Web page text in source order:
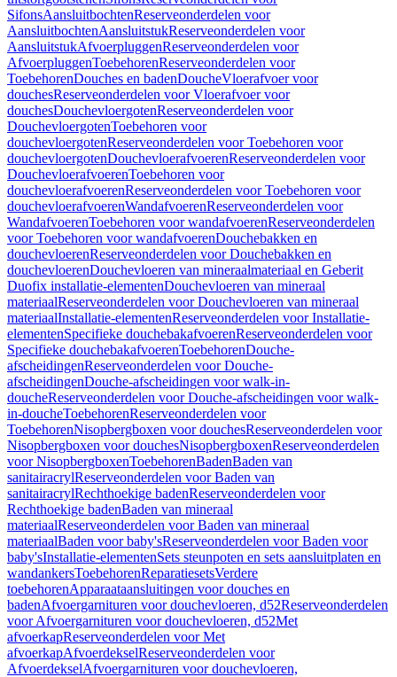
SifonsAansluitbochtenReserveonderdelen voor
AansluitbochtenAansluitstukReserveonderdelen voor
AansluitstukAfvoerpluggenReserveonderdelen voor
AfvoerpluggenToebehorenReserveonderdelen voor
ToebehorenDouches en badenDoucheVloerafvoer voor
douchesReserveonderdelen voor Vloerafvoer voor
douchesDouchevloergotenReserveonderdelen voor
DouchevloergotenToebehoren voor
douchevloergotenReserveonderdelen voor Toebehoren voor
douchevloergotenDouchevloerafvoerenReserveonderdelen voor
DouchevloerafvoerenToebehoren voor
douchevloerafvoerenReserveonderdelen voor Toebehoren voor
douchevloerafvoerenWandafvoerenReserveonderdelen voor
WandafvoerenToebehoren voor wandafvoerenReserveonderdelen
voor Toebehoren voor wandafvoerenDouchebakken en
douchevloerenReserveonderdelen voor Douchebakken en
douchevloerenDouchevloeren van mineraalmateriaal en Geberit
Duofix installatie-elementenDouchevloeren van mineraal
materiaalReserveonderdelen voor Douchevloeren van mineraal
materiaalInstallatie-elementenReserveonderdelen voor Installatie-
elementenSpecifieke douchebakafvoerenReserveonderdelen voor
Specifieke douchebakafvoerenToebehorenDouche-
afscheidingenReserveonderdelen voor Douche-
afscheidingenDouche-afscheidingen voor walk-in-
doucheReserveonderdelen voor Douche-afscheidingen voor walk-
in-doucheToebehorenReserveonderdelen voor
ToebehorenNisopbergboxen voor douchesReserveonderdelen voor
Nisopbergboxen voor douchesNisopbergboxenReserveonderdelen
voor NisopbergboxenToebehorenBadenBaden van
sanitairacrylReserveonderdelen voor Baden van
sanitairacrylRechthoekige badenReserveonderdelen voor
Rechthoekige badenBaden van mineraal
materiaalReserveonderdelen voor Baden van mineraal
materiaalBaden voor baby'sReserveonderdelen voor Baden voor
baby'sInstallatie-elementenSets steunpoten en sets aansluitplaten en
wandankersToebehorenReparatiesetsVerdere
toebehorenApparaataansluitingen voor douches en
badenAfvoergarnituren voor douchevloeren, d52Reserveonderdelen
voor Afvoergarnituren voor douchevloeren, d52Met
afvoerkapReserveonderdelen voor Met
afvoerkapAfvoerdekselReserveonderdelen voor
AfvoerdekselAfvoergarnituren voor douchevloeren,